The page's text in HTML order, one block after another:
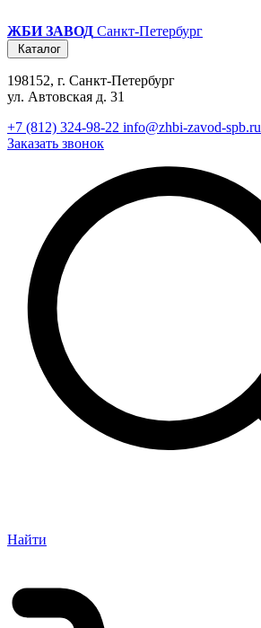
ЖБИ ЗАВОД Санкт-Петербург
Каталог
198152, г. Санкт-Петербург
ул. Автовская д. 31
+7 (812) 324-98-22 info@zhbi-zavod-spb.ru
Заказать звонок
Найти